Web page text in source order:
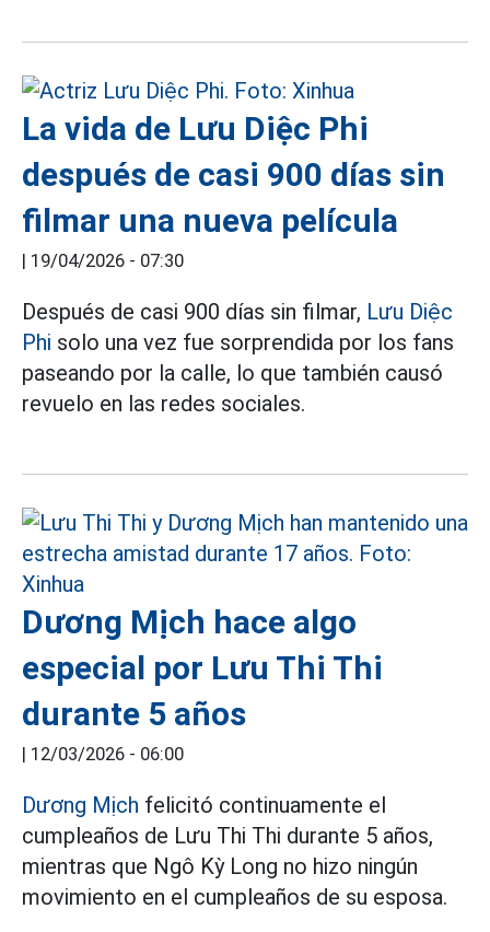
La vida de Lưu Diệc Phi
después de casi 900 días sin
filmar una nueva película
| 19/04/2026 - 07:30
Después de casi 900 días sin filmar, Lưu Diệc
Phi solo una vez fue sorprendida por los fans
paseando por la calle, lo que también causó
revuelo en las redes sociales.
Dương Mịch hace algo
especial por Lưu Thi Thi
durante 5 años
| 12/03/2026 - 06:00
Dương Mịch felicitó continuamente el
cumpleaños de Lưu Thi Thi durante 5 años,
mientras que Ngô Kỳ Long no hizo ningún
movimiento en el cumpleaños de su esposa.